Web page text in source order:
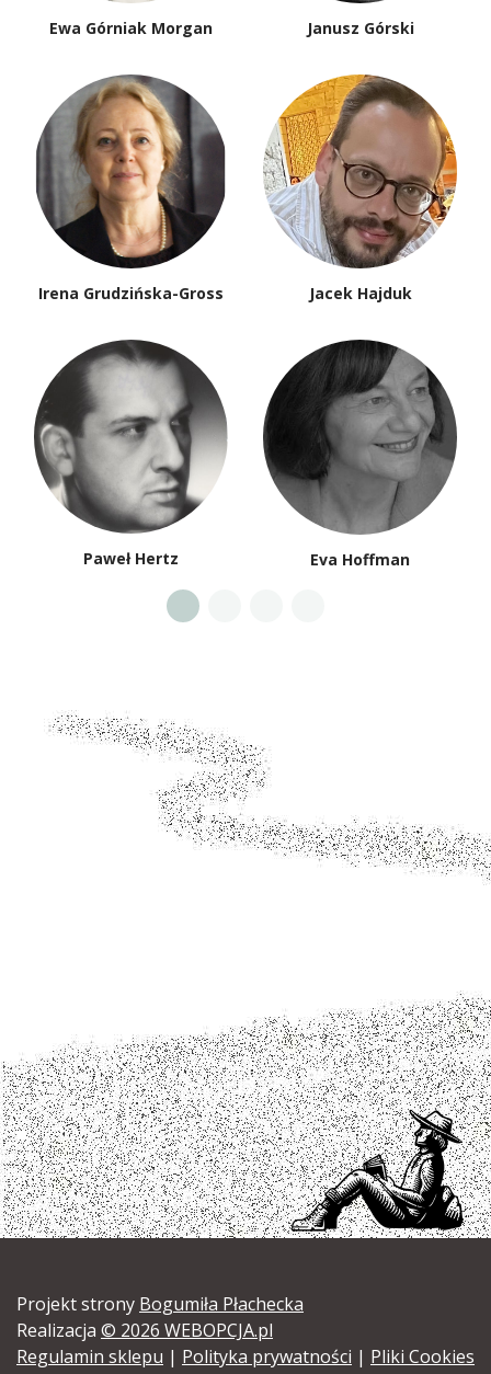
Ewa Górniak Morgan Janusz Górski
Irena Grudzińska-Gross Jacek Hajduk
Paweł Hertz Eva Hoffman
Projekt strony Bogumiła Płachecka
Realizacja © 2026 WEBOPCJA.pl
Regulamin sklepu | Polityka prywatności | Pliki Cookies